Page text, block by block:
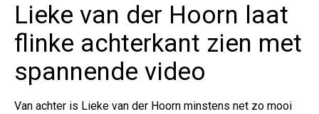
Lieke van der Hoorn laat
flinke achterkant zien met
spannende video
Van achter is Lieke van der Hoorn minstens net zo mooi